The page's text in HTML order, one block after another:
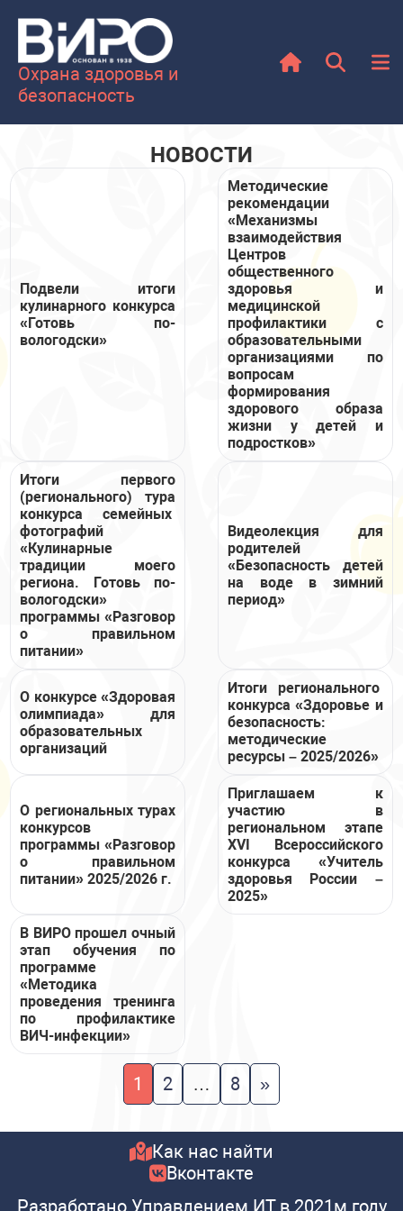
Охрана здоровья и
безопасность
НОВОСТИ
Подвели итоги
кулинарного конкурса
«Готовь по-
вологодски»
Методические
рекомендации
«Механизмы
взаимодействия
Центров
общественного
здоровья и
медицинской
профилактики с
образовательными
организациями по
вопросам
формирования
здорового образа
жизни у детей и
подростков»
Итоги первого
(регионального) тура
конкурса семейных
фотографий
«Кулинарные
традиции моего
региона. Готовь по-
вологодски»
программы «Разговор
о правильном
питании»
Видеолекция для
родителей
«Безопасность детей
на воде в зимний
период»
О конкурсе «Здоровая
олимпиада» для
образовательных
организаций
Итоги регионального
конкурса «Здоровье и
безопасность:
методические
ресурсы – 2025/2026»
О региональных турах
конкурсов
программы «Разговор
о правильном
питании» 2025/2026 г.
Приглашаем к
участию в
региональном этапе
XVI Всероссийского
конкурса «Учитель
здоровья России –
2025»
В ВИРО прошел очный
этап обучения по
программе
«Методика
проведения тренинга
по профилактике
ВИЧ-инфекции»
1 2 … 8 »
Как нас найти
Вконтакте
Разработано Управлением ИТ в 2021м году